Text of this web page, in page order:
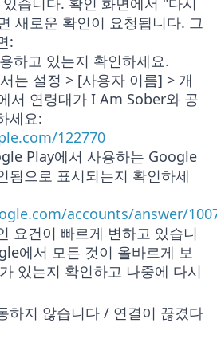
새로운 확인이 요청됩니다. 그
:
하고 있는지 확인하세요.
는 설정 > [사용자 이름] > 개
서 연령대가 I Am Sober와 공
세요:
122770
Play에서 사용하는 Google
됨으로 표시되는지 확인하세
accounts/answer/
요건이 빠르게 변하고 있습니
에서 모든 것이 올바르게 보
있는지 확인하고 나중에 다시
하지 않습니다 / 연결이 끊겼다